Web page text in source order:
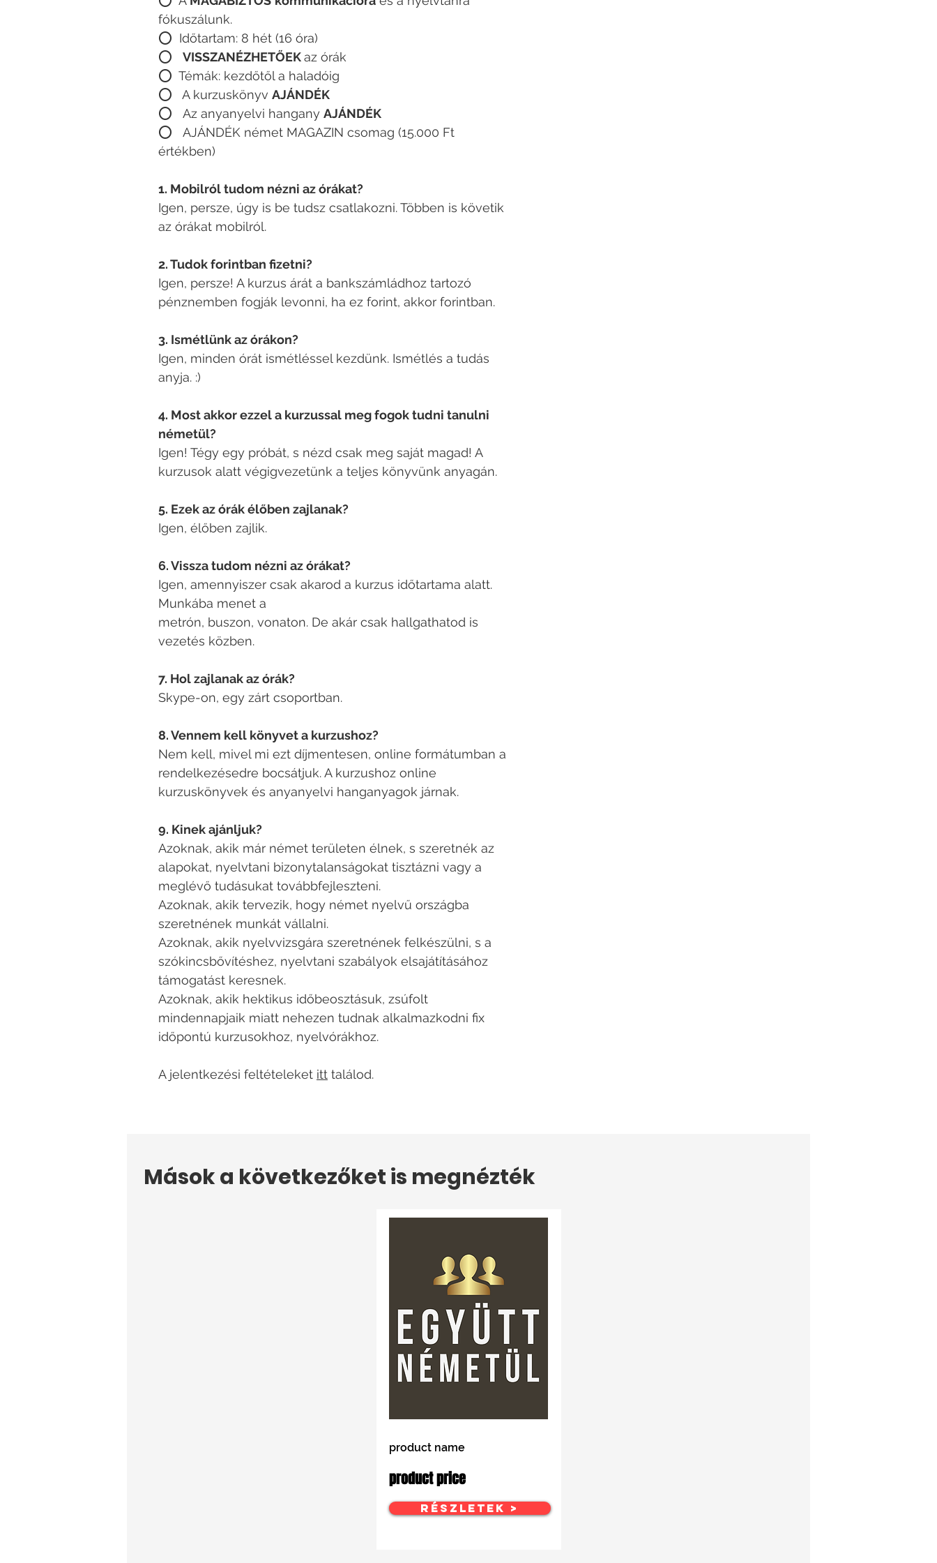
fókuszálunk.
⭕️ Időtartam: 8 hét (16 óra)
⭕️ VISSZANÉZHETŐEKaz órák
⭕️ Témák: kezdőtől a haladóig
⭕️ A kurzuskönyv AJÁNDÉK
⭕️ Az anyanyelvi hangany AJÁNDÉK
⭕️ AJÁNDÉK német MAGAZIN csomag (15.000 Ft
értékben)
1. Mobilról tudom nézni az órákat?
Igen, persze, úgy is be tudsz csatlakozni. Többen is követik
az órákat mobilról.
2. Tudok forintban fizetni?
Igen, persze! A kurzus árát a bankszámládhoz tartozó
pénznemben fogják levonni, ha ez forint, akkor forintban.
3. Ismétlünk az órákon?
Igen, minden órát ismétléssel kezdünk. Ismétlés a tudás
anyja. :)
4. Most akkor ezzel a kurzussal meg fogok tudni tanulni
németül?
Igen! Tégy egy próbát, s nézd csak meg saját magad! A
kurzusok alatt végigvezetünk a teljes könyvünk anyagán.
5. Ezek az órák élőben zajlanak?
Igen, élőben zajlik.
6. Vissza tudom nézni az órákat?
Igen, amennyiszer csak akarod a kurzus időtartama alatt.
Munkába menet a
metrón, buszon, vonaton. De akár csak hallgathatod is
vezetés közben.
7. Hol zajlanak az órák?
Skype-on, egy zárt csoportban.
8. Vennem kell könyvet a kurzushoz?
Nem kell, mivel mi ezt díjmentesen, online formátumban a
rendelkezésedre bocsátjuk. A kurzushoz online
kurzuskönyvek és anyanyelvi hanganyagok járnak.
9. Kinek ajánljuk?
Azoknak, akik már német területen élnek, s szeretnék az
alapokat, nyelvtani bizonytalanságokat tisztázni vagy a
meglévő tudásukat továbbfejleszteni.
Azoknak, akik tervezik, hogy német nyelvű országba
szeretnének munkát vállalni.
Azoknak, akik nyelvvizsgára szeretnének felkészülni, s a
szókincsbővítéshez, nyelvtani szabályok elsajátításához
támogatást keresnek.
Azoknak, akik hektikus időbeosztásuk, zsúfolt
mindennapjaik miatt nehezen tudnak alkalmazkodni fix
időpontú kurzusokhoz, nyelvórákhoz.
A jelentkezési feltételeket itt találod.
Mások a következőket is megnézték
product name
product price
Részletek >